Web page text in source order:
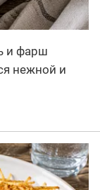
и фарш
нежной и